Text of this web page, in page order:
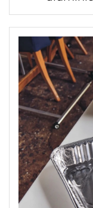
alimentaire
à dessert